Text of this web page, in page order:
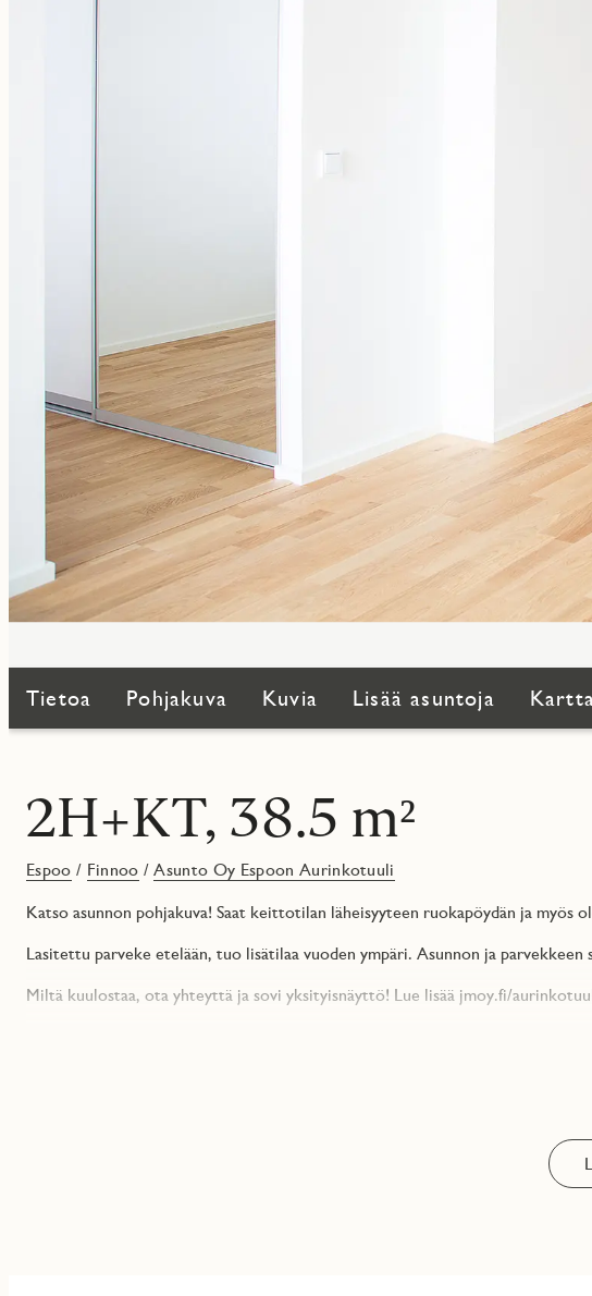
Tietoa Pohjakuva Kuvia Lisää asuntoja
2H+KT, 38.5 m²
Espoo / Finnoo /Asunto Oy Espoon Aurinkotuuli
Katso asunnon pohjakuva! Saat keittotilan läheisyyteen ruokapöydän ja myös
Lasitettu parveke etelään, tuo lisätilaa vuoden ympäri. Asunnon ja parvekkeen
Miltä kuulostaa, ota yhteyttä ja sovi yksityisnäyttö! Lue lisää jmoy.fi/